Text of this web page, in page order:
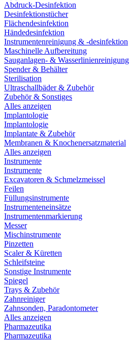
Abdruck-Desinfektion
Desinfektionstücher
Flächendesinfektion
Händedesinfektion
Instrumentenreinigung & -desinfektion
Maschinelle Aufbereitung
Sauganlagen- & Wasserlinienreinigung
Spender & Behälter
Sterilisation
Ultraschallbäder & Zubehör
Zubehör & Sonstiges
Alles anzeigen
Implantologie
Implantologie
Implantate & Zubehör
Membranen & Knochenersatzmaterial
Alles anzeigen
Instrumente
Instrumente
Excavatoren & Schmelzmeissel
Feilen
Füllungsinstrumente
Instrumenteneinsätze
Instrumentenmarkierung
Messer
Mischinstrumente
Pinzetten
Scaler & Küretten
Schleifsteine
Sonstige Instrumente
Spiegel
Trays & Zubehör
Zahnreiniger
Zahnsonden, Paradontometer
Alles anzeigen
Pharmazeutika
Pharmazeutika